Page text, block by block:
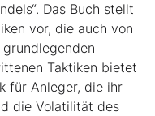
Das Buch stellt
vor, die auch von
Taktiken bietet
für Anleger, die ihr
die Volatilität des